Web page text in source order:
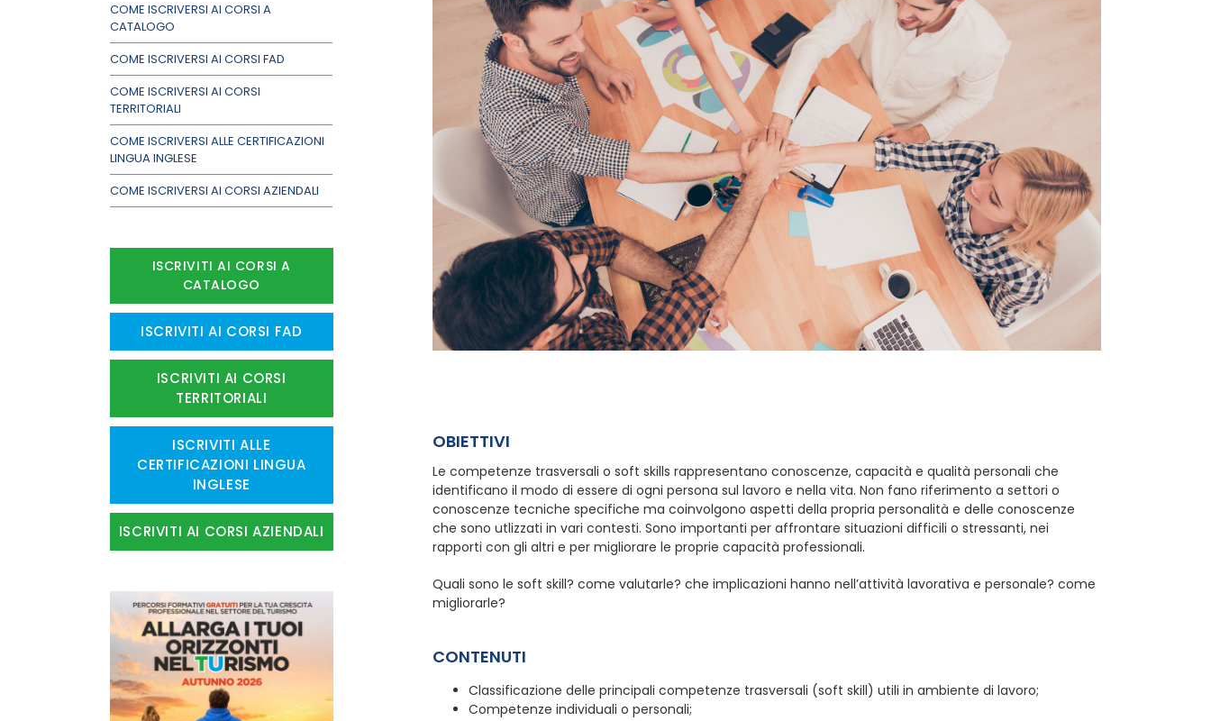
COME ISCRIVERSI AI CORSI A
CATALOGO
COME ISCRIVERSI AI CORSI FAD
COME ISCRIVERSI AI CORSI
TERRITORIALI
COME ISCRIVERSI ALLE CERTIFICAZIONI
LINGUA INGLESE
COME ISCRIVERSI AI CORSI AZIENDALI
ISCRIVITI AI CORSI A
CATALOGO
ISCRIVITI AI CORSI FAD
ISCRIVITI AI CORSI
TERRITORIALI
ISCRIVITI ALLE
CERTIFICAZIONI LINGUA
INGLESE
ISCRIVITI AI CORSI AZIENDALI
OBIETTIVI
Le competenze trasversali o soft skills rappresentano conoscenze, capacità e qualità personali che
identificano il modo di essere di ogni persona sul lavoro e nella vita. Non fano riferimento a settori o
conoscenze tecniche specifiche ma coinvolgono aspetti della propria personalità e delle conoscenze
che sono utlizzati in vari contesti. Sono importanti per affrontare situazioni difficili o stressanti, nei
rapporti con gli altri e per migliorare le proprie capacità professionali.
Quali sono le soft skill? come valutarle? che implicazioni hanno nell’attività lavorativa e personale? come
migliorarle?
CONTENUTI
Classificazione delle principali competenze trasversali (soft skill) utili in ambiente di lavoro;
Competenze individuali o personali;